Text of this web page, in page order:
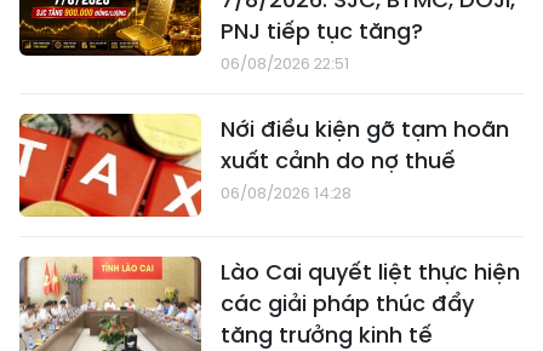
PNJ tiếp tục tăng?
06/08/2026 22:51
Nới điều kiện gỡ tạm hoãn
xuất cảnh do nợ thuế
06/08/2026 14:28
Lào Cai quyết liệt thực hiện
các giải pháp thúc đẩy
tăng trưởng kinh tế